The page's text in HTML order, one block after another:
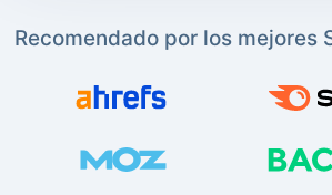
Recomendado por los mejores